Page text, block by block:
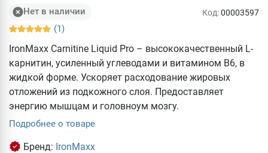
Нет в наличии
(1)
Код:00003597
IronMaxx Carnitine Liquid Pro – высококачественный L-
карнитин, усиленный углеводами и витамином В6, в
жидкой форме. Ускоряет расходование жировых
отложений из подкожного слоя. Предоставляет
энергию мышцам и головноум мозгу.
Подробнее о товаре
Бренд: IronMaxx